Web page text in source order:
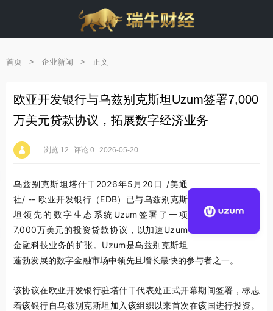
首页 > 企业新闻 > 正文
欧亚开发银行与乌兹别克斯坦Uzum签署7,000
万美元贷款协议，拓展数字经济业务
浏览 12 评论 0 2026-05-20
乌兹别克斯坦塔什干2026年5月20日 /美通
社/ -- 欧亚开发银行（EDB）已与乌兹别克斯
坦领先的数字生态系统Uzum签署了一项
7,000万美元的投资贷款协议，以加速Uzum
金融科技业务的扩张。Uzum是乌兹别克斯坦
蓬勃发展的数字金融市场中领先且增长最快的参与者之一。
该协议在欧亚开发银行驻塔什干代表处正式开幕期间签署，标志
着该银行自乌兹别克斯坦加入该组织以来首次在该国进行投资。